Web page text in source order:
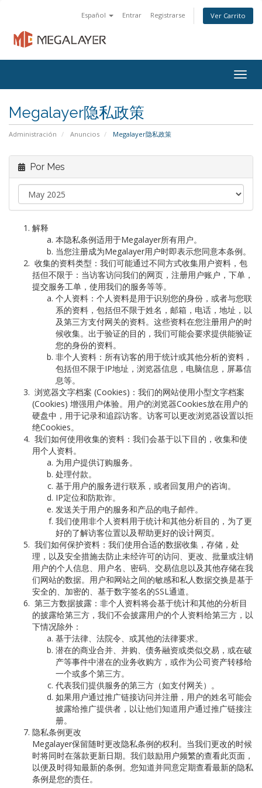
Español Entrar Registrarse Ver Carrito
Megalayer隐私政策
Administración Anuncios Megalayer隐私政策
Por Mes
解释
本隐私条例适用于Megalayer所有用户。
当您注册成为Megalayer用户时即表示您同意本条例。
收集的资料类型：我们可能通过不同方式收集用户资料，包
括但不限于：当访客访问我们的网页，注册用户账户，下单，
提交服务工单，使用我们的服务等等。
个人资料：个人资料是用于识别您的身份，或者与您联
系的资料，包括但不限于姓名，邮箱，电话，地址，以
及第三方支付网关的资料。这些资料在您注册用户的时
候收集。出于验证的目的，我们可能会要求提供能验证
您的身份的资料。
非个人资料：所有访客的用于统计或其他分析的资料，
包括但不限于IP地址，浏览器信息，电脑信息，屏幕信
息等。
浏览器文字档案 (Cookies) ：我们的网站使用小型文字档案
(Cookies) 增强用户体验。用户的浏览器Cookies放在用户的
硬盘中，用于记录和追踪访客。访客可以更改浏览器设置以拒
绝Cookies。
我们如何使用收集的资料：我们会基于以下目的，收集和使
用个人资料。
为用户提供订购服务。
处理付款。
基于用户的服务进行联系，或者回复用户的咨询。
IP定位和防欺诈。
发送关于用户的服务和产品的电子邮件。
我们使用非个人资料用于统计和其他分析目的，为了更
好的了解访客位置以及帮助更好的设计网页。
我们如何保护资料：我们使用合适的数据收集，存储，处
理，以及安全措施去防止未经许可的访问、更改、批量或注销
用户的个人信息、用户名、密码、交易信息以及其他存储在我
们网站的数据。用户和网站之间的敏感和私人数据交换是基于
安全的、加密的、基于数字签名的SSL通道。
第三方数据披露：非个人资料将会基于统计和其他的分析目
的披露给第三方，我们不会披露用户的个人资料给第三方，以
下情况除外：
基于法律、法院令、或其他的法律要求。
潜在的商业合并、并购、债务融资或类似交易，或在破
产等事件中潜在的业务收购方，或作为公司资产转移给
一个或多个第三方。
代表我们提供服务的第三方（如支付网关）。
如果用户通过推广链接访问并注册，用户的姓名可能会
披露给推广提供者，以让他们知道用户通过推广链接注
册。
隐私条例更改
Megalayer保留随时更改隐私条例的权利。当我们更改的时候
时将同时在落款更新日期。我们鼓励用户频繁的查看此页面，
以便及时得知最新的条例。您知道并同意定期查看最新的隐私
条例是您的责任。